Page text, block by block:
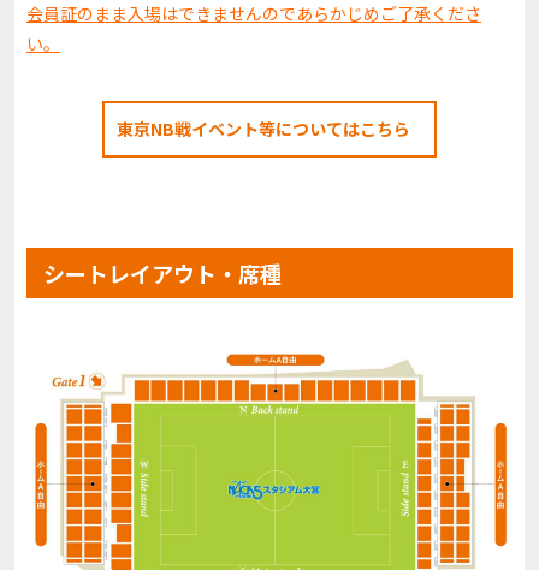
会員証のまま入場はできませんのであらかじめご了承くださ
い。
東京NB戦イベント等についてはこちら
シートレイアウト・席種